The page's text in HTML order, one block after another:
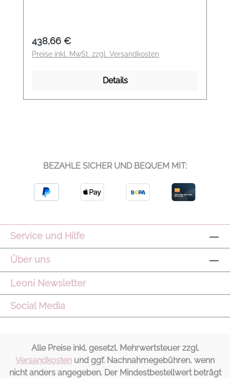
Pullover Farbe: pure black Material: 88%
Schurwolle, 9% Kashmere, 3% Polyamid
Regulärer Preis:
438,66 €
Preise inkl. MwSt. zzgl. Versandkosten
Details
BEZAHLE SICHER UND BEQUEM MIT:
Service und Hilfe
Über uns
Leoni Newsletter
Social Media
Alle Preise inkl. gesetzl. Mehrwertsteuer zzgl.
Versandkosten und ggf. Nachnahmegebühren, wenn
nicht anders angegeben. Der Mindestbestellwert beträgt